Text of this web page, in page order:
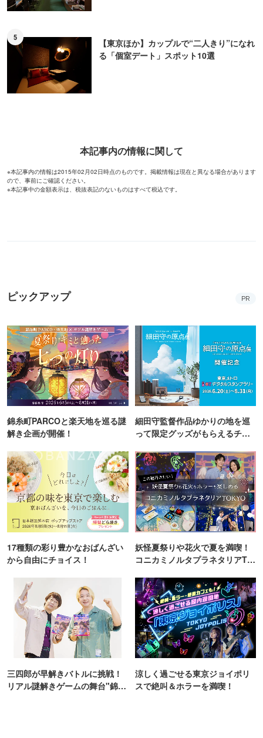
5
【東京ほか】カップルで“二人きり”になれ
る「個室デート」スポット10選
本記事内の情報に関して
※本記事内の情報は2015年02月02日時点のものです。掲載情報は現在と異なる場合があります
ので、事前にご確認ください。
※本記事中の金額表示は、税抜表記のないものはすべて税込です。
ピックアップ PR
錦糸町PARCOと楽天地を巡る謎
解き企画が開催！
細田守監督作品ゆかりの地を巡
って限定グッズがもらえるチャ
17種類の彩り豊かなおばんざい
から自由にチョイス！
妖怪夏祭りや花火で夏を満喫！
コニカミノルタプラネタリアTO
三四郎が早解きバトルに挑戦！
リアル謎解きゲームの舞台"錦糸
涼しく過ごせる東京ジョイポリ
スで絶叫＆ホラーを満喫！